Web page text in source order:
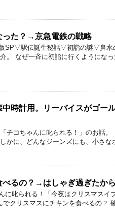
った？→京急電鉄の戦略
SP▽駅伝誕生秘話▽初詣の謎▽鼻水
。 なぜ一斉に初詣に行くようにな
時計用。リーバイスがゴー
チコちゃんに叱られる！」のお話。
かに、どんなジーンズにも、小さな
るの？→はしゃぎ過ぎたから
に叱られる！「今夜はクリスマスイ
クリスマスにチキンを食べるの？